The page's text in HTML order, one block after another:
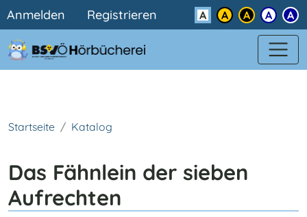
Direkt zum Inhalt
Benutzermenü
Anmelden Registrieren Kontrast
Startseite Katalog
Das Fähnlein der sieben
Aufrechten